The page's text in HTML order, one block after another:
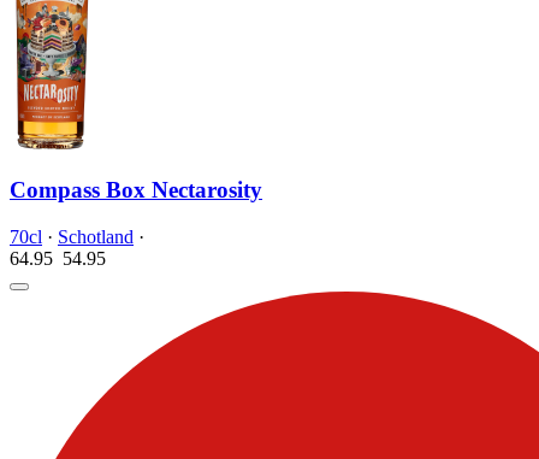
Compass Box Nectarosity
70cl · Schotland ·
64.95 54.95